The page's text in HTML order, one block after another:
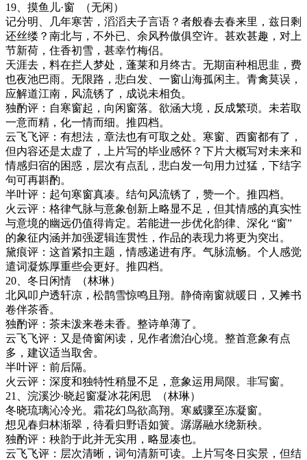
19 、摸鱼儿·窗
（无闲）
记分明、几年寒苦，滔滔夫子言语？者般春去春来里，兹日剩
还丝缕？南北与，不外已、余风矜傲俱空许。甚欢甚趣，对上
节新荷，住香初雪，甚幸竹梅侣。
天涯去，料在拦人梦处，蓬莱和月终古。无期亩种相思韭，费
也夜池巴雨。无限路，悲白发、一窗山海孤闲主。青禽莫误，
应解道江南，风流锈了，成说未相负。
独酌评：自寒窗起，向闲窗落。欲涵大境，反成繁琐。未若取
一意而精，化一情而细。推四档。
云飞飞评：有想法，章法也有可取之处。寒窗、西窗都有了，
但内容还是太虚了，上片写的毕业感怀？下片大概写对未来和
情感归宿的困惑，层次有点乱，悲白发一句用力过猛，下结字
句可再斟酌。
半叶评：起句寒窗真凑。结句风流锈了，赞一个。推四档。
火云评： 格律气脉与意象创新上略显不足，但其情感的真实性
与意境的幽远仍值得肯定。若能进一步优化韵律、深化 “窗”
的象征内涵并加强逻辑连贯性，作品的表现力将更为突出。
黛痕评：这首紧扣主题，情感递进有序。气脉流畅。个人感觉
遣词凝炼厚重些会更好。推四档。
20 、冬日闲情
（林琳）
北风叩户透轩凉，松鹊雪惊鸣且翔。静倚南窗就暖日，又摊书
卷伴茶香。
独酌评：茶未泼来卷未香。整诗单薄了。
云飞飞评：又是倚窗闲读，见作者澹泊心境。整首意象有点
多，建议适当取舍。
半叶评：前后隔。
火云评：深度和独特性稍显不足，意象运用局限。非写窗。
21
、浣溪沙·晓起窗凝冰花闲思
（林琳）
冬晓琉璃沁冷光。霜花幻鸟欲高翔。寒威骤至冻凝窗。
想见春归林渐翠，待看归野语如簧。潺潺融水绕新秧。
独酌评：秧韵于此并无实用，略显凑也。
云飞飞评：层次清晰，词句清新可读。上片写冬日实景，但结